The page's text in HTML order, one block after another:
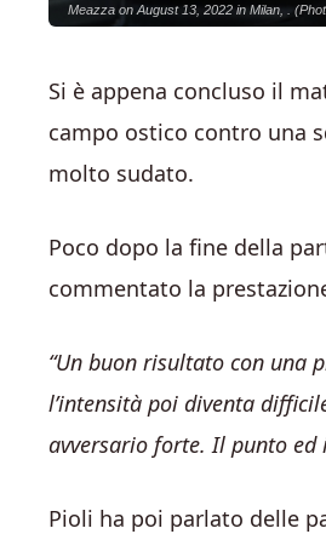
Meazza on August 13, 2022 in Milan, .
Si è appena concluso il
campo ostico contro una
molto sudato.
Poco dopo la fine della
commentato la
“Un buon risultato con una
l’intensità poi diventa
avversario forte. Il punto
Pioli ha poi parlato delle